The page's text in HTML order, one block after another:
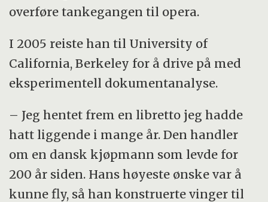
overføre tankegangen til opera.
I 2005 reiste han til University of
California, Berkeley for å drive på med
eksperimentell dokumentanalyse.
– Jeg hentet frem en libretto jeg hadde
hatt liggende i mange år. Den handler
om en dansk kjøpmann som levde for
200 år siden. Hans høyeste ønske var å
kunne fly, så han konstruerte vinger til